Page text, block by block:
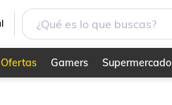
Ofertas Gamers Supermercado